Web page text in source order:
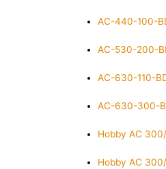
AC-440-100-
AC-530-200-
AC-630-110-
AC-630-300-
Hobby AC
Hobby AC